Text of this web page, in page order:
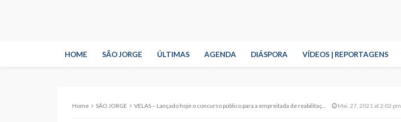
HOME SÃO JORGE ÚLTIMAS AGENDA DIÁSPORA VÍDEOS | REPORTAGENS
Home SÃO JORGE VELAS – Lançado hoje o concurso público para a empreitada de reabilitação do Centro de Saúde Mai. 27, 2021 at 2:02 pm